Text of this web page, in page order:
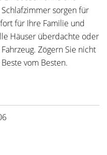
sorgen für
für Ihre Familie und
Häuser überdachte oder
Zögern Sie nicht
vom Besten.